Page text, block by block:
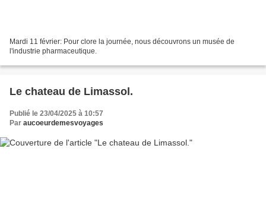
Mardi 11 février: Pour clore la journée, nous découvrons un musée de
l'industrie pharmaceutique.
Le chateau de Limassol.
Publié le 23/04/2025 à 10:57
Par aucoeurdemesvoyages